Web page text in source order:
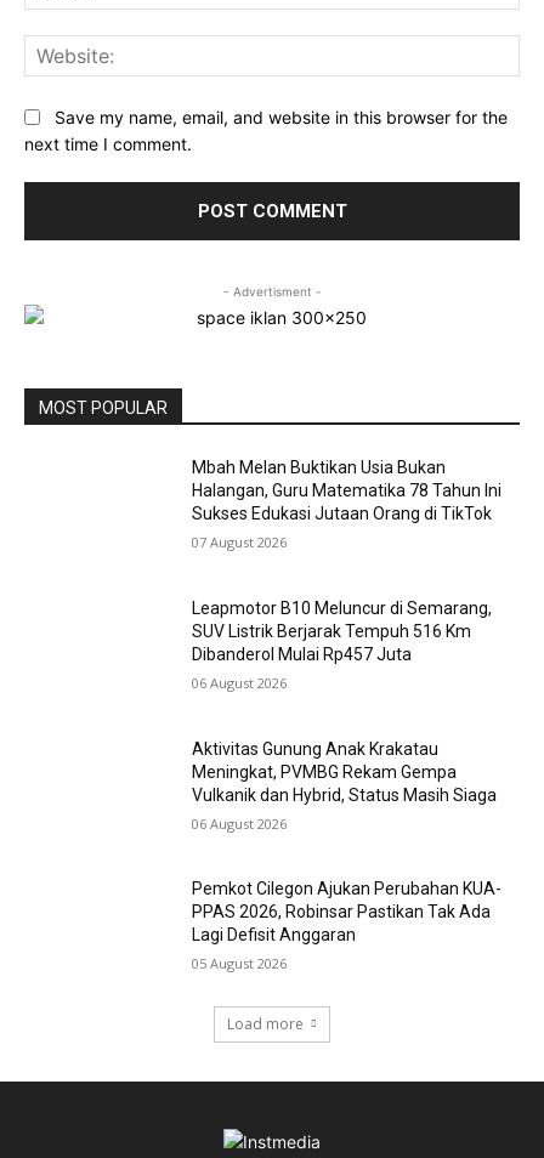
Save my name, email, and website in this browser for the
next time I comment.
- Advertisment -
MOST POPULAR
Mbah Melan Buktikan Usia Bukan
Halangan, Guru Matematika 78 Tahun Ini
Sukses Edukasi Jutaan Orang di TikTok
07 August 2026
Leapmotor B10 Meluncur di Semarang,
SUV Listrik Berjarak Tempuh 516 Km
Dibanderol Mulai Rp457 Juta
06 August 2026
Aktivitas Gunung Anak Krakatau
Meningkat, PVMBG Rekam Gempa
Vulkanik dan Hybrid, Status Masih Siaga
06 August 2026
Pemkot Cilegon Ajukan Perubahan KUA-
PPAS 2026, Robinsar Pastikan Tak Ada
Lagi Defisit Anggaran
05 August 2026
Load more